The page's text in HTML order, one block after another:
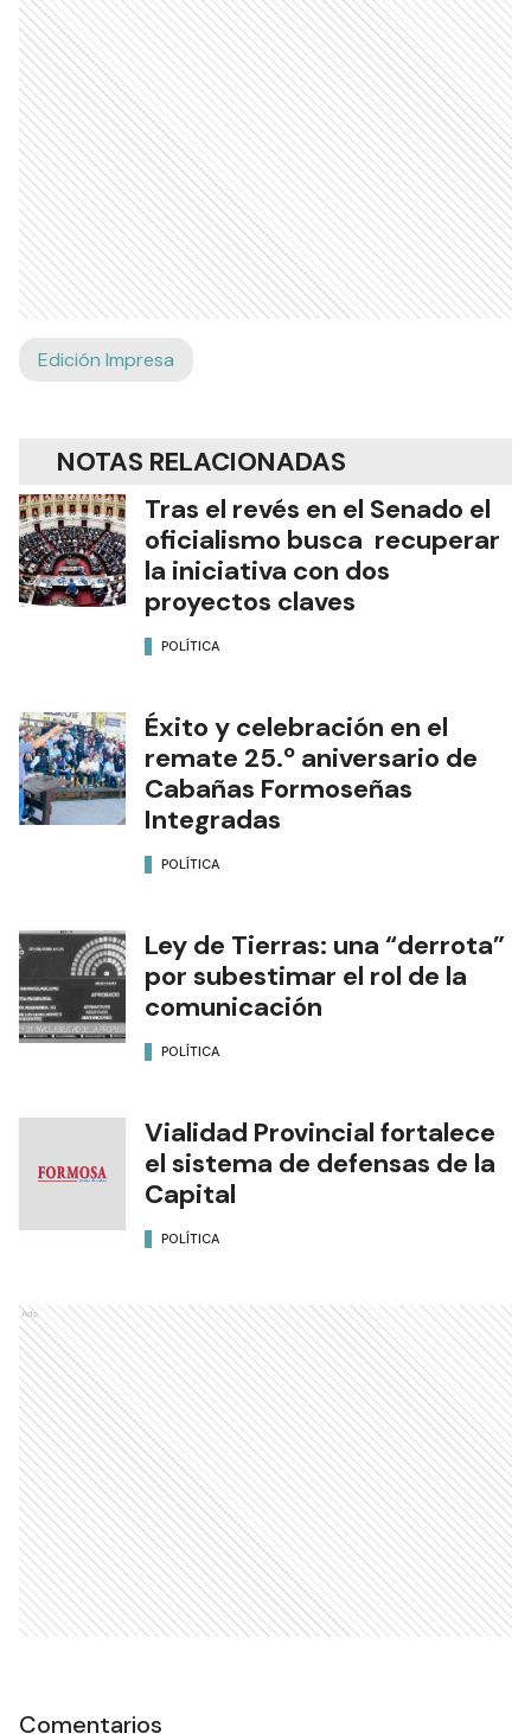
Edición Impresa
NOTAS RELACIONADAS
Tras el revés en el Senado el
oficialismo busca recuperar
la iniciativa con dos
proyectos claves
POLÍTICA
Éxito y celebración en el
remate 25.º aniversario de
Cabañas Formoseñas
Integradas
POLÍTICA
Ley de Tierras: una “derrota”
por subestimar el rol de la
comunicación
POLÍTICA
Vialidad Provincial fortalece
el sistema de defensas de la
Capital
POLÍTICA
Ads
Comentarios